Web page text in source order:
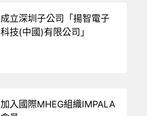
成立深圳子公司「揚智電子
科技(中國)有限公司」
加入國際MHEG組織IMPALA